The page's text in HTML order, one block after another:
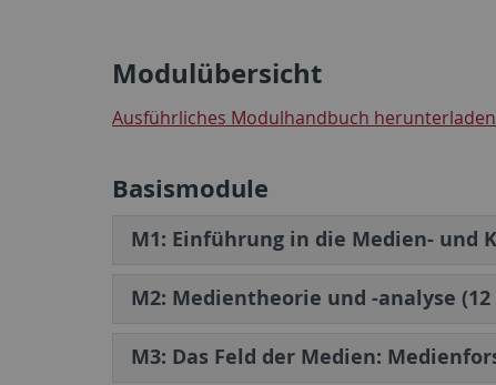
Modulübersicht
Ausführliches Modulhandbuch herunterladen
Basismodule
M1: Einführung in die Medien- und
M2: Medientheorie und -analyse (12
M3: Das Feld der Medien: